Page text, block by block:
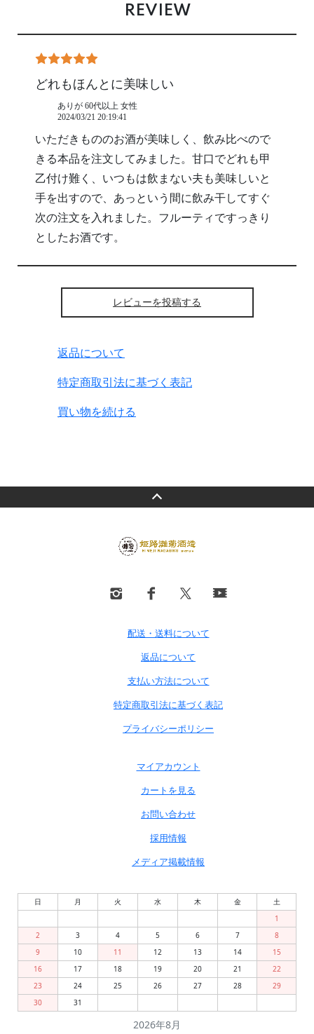
REVIEW
どれもほんとに美味しい
ありが 60代以上 女性
2024/03/21 20:19:41
いただきもののお酒が美味しく、飲み比べので
きる本品を注文してみました。甘口でどれも甲
乙付け難く、いつもは飲まない夫も美味しいと
手を出すので、あっという間に飲み干してすぐ
次の注文を入れました。フルーティですっきり
としたお酒です。
レビューを投稿する
返品について
特定商取引法に基づく表記
買い物を続ける
配送・送料について
返品について
支払い方法について
特定商取引法に基づく表記
プライバシーポリシー
マイアカウント
カートを見る
お問い合わせ
採用情報
メディア掲載情報
2026年8月
日 月 火 水 木 金
土
1
2
3 4 5 6 7
8
9
10 11 12 13 14
15
16
17 18 19 20 21
22
23
24 25 26 27 28
29
30
31